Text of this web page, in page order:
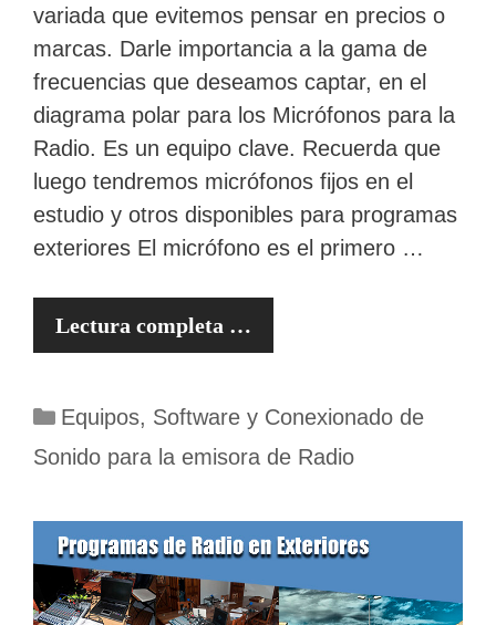
variada que evitemos pensar en precios o
marcas. Darle importancia a la gama de
frecuencias que deseamos captar, en el
diagrama polar para los Micrófonos para la
Radio. Es un equipo clave. Recuerda que
luego tendremos micrófonos fijos en el
estudio y otros disponibles para programas
exteriores El micrófono es el primero …
Lectura completa …
Categorías
Equipos, Software y Conexionado de
Sonido para la emisora de Radio